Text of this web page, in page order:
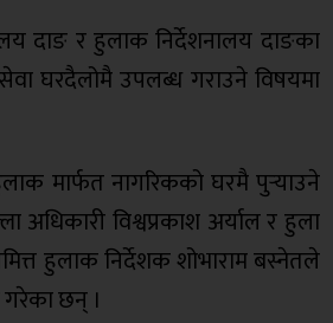
दाङ र हुलाक निर्देशनालय दाङका
घरदैलोमै उपलब्ध गराउने विषयमा
मार्फत नागरिकको घरमै पुर्‍याउने
अधिकारी विश्वप्रकाश अर्याल र हुला
हुलाक निर्देशक शोभाराम बस्नेतले
गरेका छन् ।